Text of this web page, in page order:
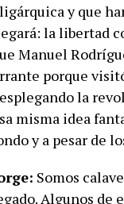
y que
la libertad
Manuel
porque
la
misma idea
y a pesar de
Somos
Algunos de